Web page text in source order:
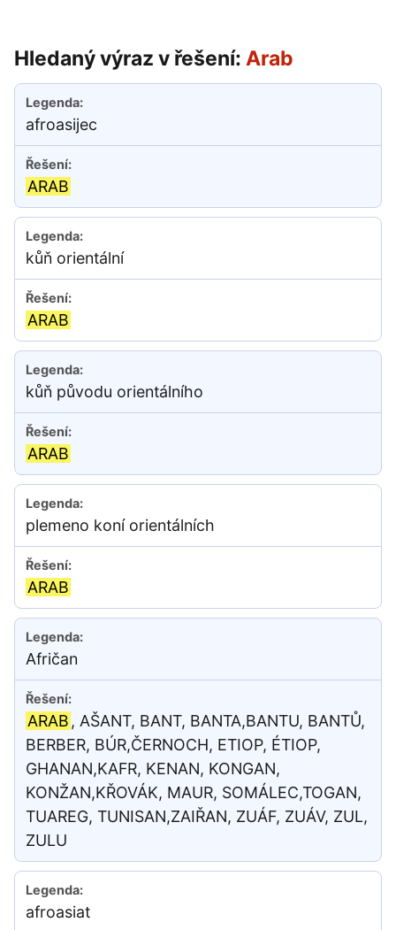
Hledaný výraz v řešení: Arab
afroasijec
ARAB
kůň orientální
ARAB
kůň původu orientálního
ARAB
plemeno koní orientálních
ARAB
Afričan
ARAB, AŠANT, BANT, BANTA,BANTU, BANTŮ,
BERBER, BÚR,ČERNOCH, ETIOP, ÉTIOP,
GHANAN,KAFR, KENAN, KONGAN,
KONŽAN,KŘOVÁK, MAUR, SOMÁLEC,TOGAN,
TUAREG, TUNISAN,ZAIŘAN, ZUÁF, ZUÁV, ZUL,
ZULU
afroasiat